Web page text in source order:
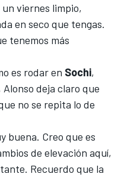
viernes limpio,
en seco que tengas.
tenemos más
es rodar en Sochi,
deja claro que
no se repita lo de
buena. Creo que es
de elevación aquí,
Recuerdo que la